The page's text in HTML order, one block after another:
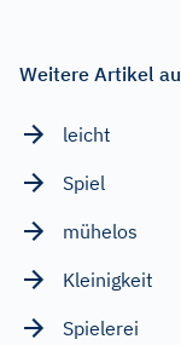
Weitere Artikel
leicht
Spiel
mühelos
Kleinigkeit
Spielerei